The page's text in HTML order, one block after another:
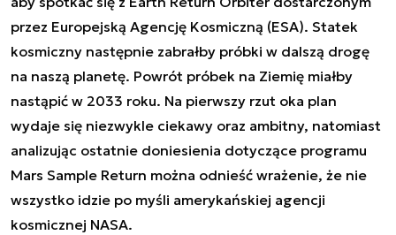
przez Europejską Agencję Kosmiczną (ESA). Statek
kosmiczny następnie zabrałby próbki w dalszą drogę
na naszą planetę. Powrót próbek na Ziemię miałby
nastąpić w 2033 roku. Na pierwszy rzut oka plan
wydaje się niezwykle ciekawy oraz ambitny, natomiast
analizując ostatnie doniesienia dotyczące programu
Mars Sample Return można odnieść wrażenie, że nie
wszystko idzie po myśli amerykańskiej agencji
kosmicznej NASA.